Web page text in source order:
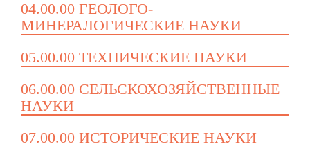
04.00.00 ГЕОЛОГО-
МИНЕРАЛОГИЧЕСКИЕ НАУКИ
05.00.00 ТЕХНИЧЕСКИЕ НАУКИ
06.00.00 СЕЛЬСКОХОЗЯЙСТВЕННЫЕ
НАУКИ
07.00.00 ИСТОРИЧЕСКИЕ НАУКИ